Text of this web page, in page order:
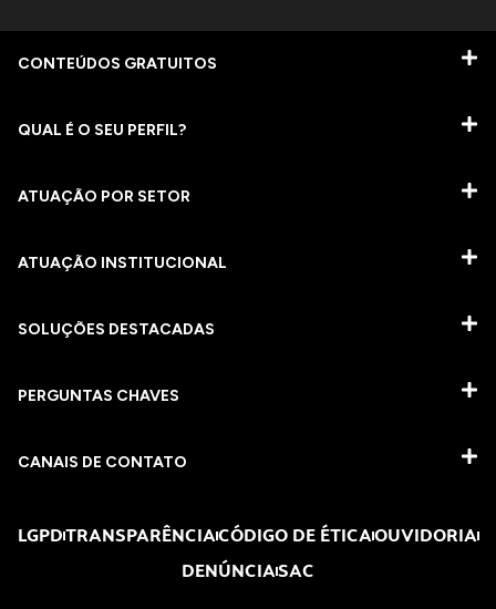
CONTEÚDOS GRATUITOS
QUAL É O SEU PERFIL?
ATUAÇÃO POR SETOR
ATUAÇÃO INSTITUCIONAL
SOLUÇÕES DESTACADAS
PERGUNTAS CHAVES​
CANAIS DE CONTATO
LGPDTRANSPARÊNCIACÓDIGO DE ÉTICAOUVIDORIA
DENÚNCIASAC